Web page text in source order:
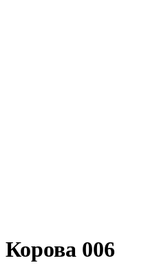
Корова 006